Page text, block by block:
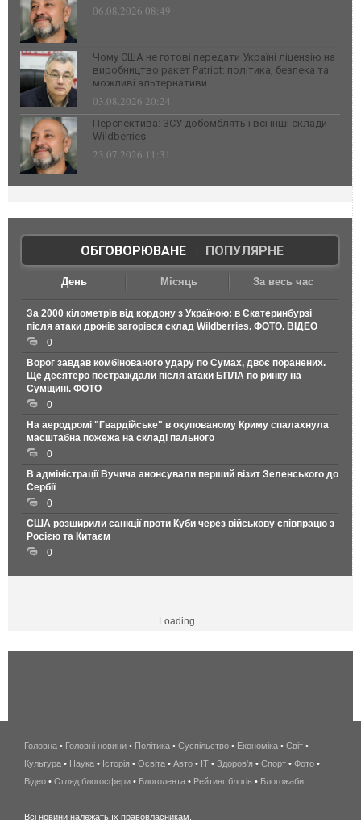
06.08.2026 08:49
Чому США не готові передати Україні ліцензію на
виробництво ракет Patriot: політика, безпека та
можливі альтернативи
03.08.2026 20:24
Перспектива: ЗСУ добомблять і всі інші склади
Wildberries
23.07.2026 11:31
ОБГОВОРЮВАНЕ| ПОПУЛЯРНЕ
День Місяць За весь час
За 2000 кілометрів від кордону з Україною: в Єкатеринбурзі
після атаки дронів загорівся склад Wildberries. ФОТО. ВІДЕО
0
Ворог завдав комбінованого удару по Сумах, двоє поранених.
Ще десятеро постраждали після атаки БПЛА по ринку на
Сумщині. ФОТО
0
На аеродромі "Гвардійське" в окупованому Криму спалахнула
масштабна пожежа на складі пального
0
В адміністрації Вучича анонсували перший візит Зеленського до
Сербії
0
США розширили санкції проти Куби через військову співпрацю з
Росією та Китаєм
0
Loading...
беспроводной
интернет
киев
Головна • Головні новини • Політика • Суспільство • Економіка • Світ •
Культура • Наука • Історія • Освіта • Авто • IT • Здоров'я • Спорт • Фото •
Відео • Огляд блогосфери • Блоголента • Рейтинг блогів • Блогожаби
Всі новини належать їх правовласникам.